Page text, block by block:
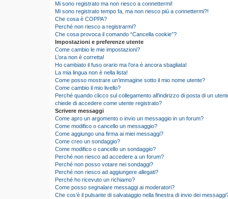
Mi sono registrato ma non riesco a connettermi!
Mi sono registrato tempo fa, ma non riesco piú a connettermi?!
Che cosa è COPPA?
Perché non riesco a registrarmi?
Che cosa provoca il comando “Cancella cookie”?
Impostazioni e preferenze utente
Come cambio le mie impostazioni?
L’ora non è corretta!
Ho cambiato il fuso orario ma l’ora è ancora sbagliata!
La mia lingua non è nella lista!
Come posso mostrare un’immagine sotto il mio nome utente?
Come cambio il mio livello?
Perché quando clicco sul collegamento all’indirizzo di posta di un
chiede di accedere come utente registrato?
Scrivere messaggi
Come apro un argomento o invio un messaggio in un forum?
Come modifico o cancello un messaggio?
Come aggiungo una firma ai miei messaggi?
Come creo un sondaggio?
Come modifico o cancello un sondaggio?
Perché non riesco ad accedere a un forum?
Perché non posso votare nei sondaggi?
Perché non riesco ad aggiungere allegati?
Perché ho ricevuto un richiamo?
Come posso segnalare messaggi ai moderatori?
Che cos’è il pulsante di salvataggio nella finestra di invio dei